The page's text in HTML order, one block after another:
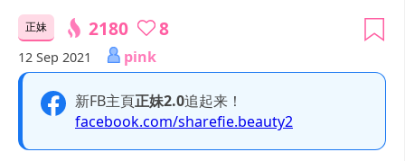
正妹 2180 8
12 Sep 2021 pink
新FB主頁正妹2.0追起来！
facebook.com/sharefie.beauty2